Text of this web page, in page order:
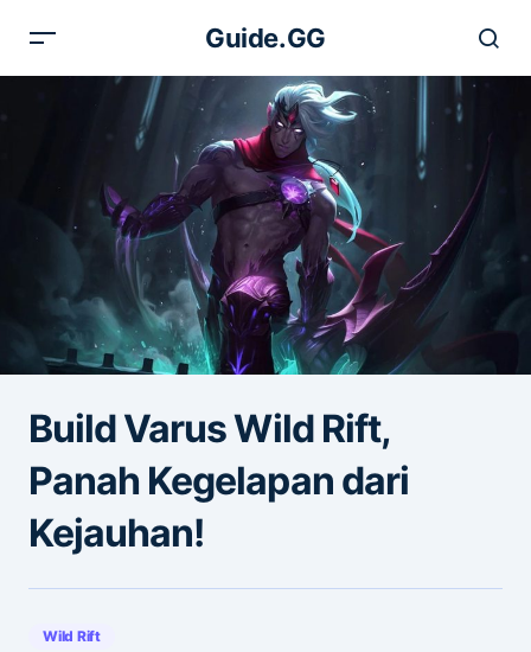
Guide.GG
Build Varus Wild Rift,
Panah Kegelapan dari
Kejauhan!
Wild Rift